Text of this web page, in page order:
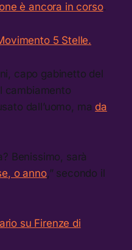
è ancora in corso.
5 Stelle.
capo gabinetto del
cambiamento
dall’uomo, ma da
Benissimo, sarà
o anno,” secondo il
su Firenze di